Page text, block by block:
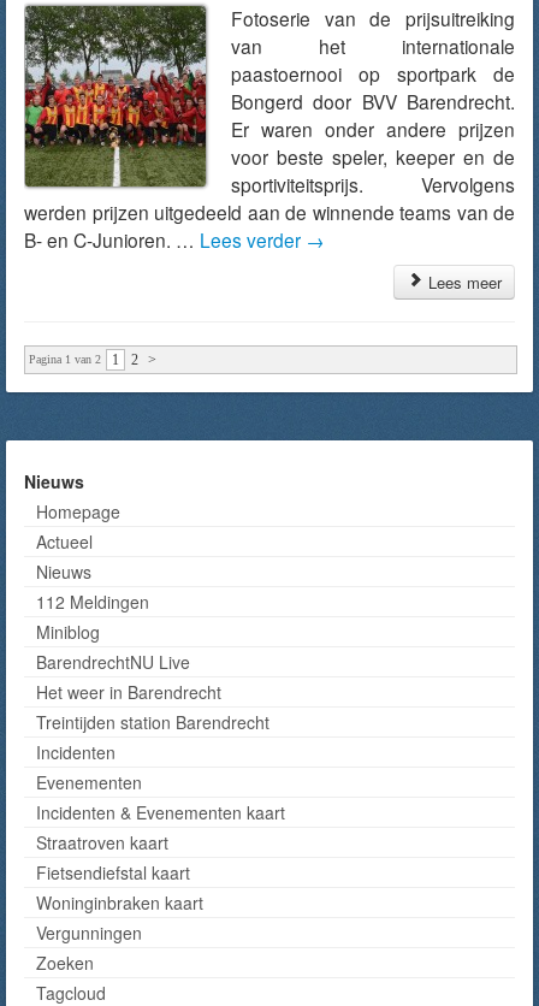
Fotoserie van de prijsuitreiking
van het internationale
paastoernooi op sportpark de
Bongerd door BVV Barendrecht.
Er waren onder andere prijzen
voor beste speler, keeper en de
sportiviteitsprijs. Vervolgens
werden prijzen uitgedeeld aan de winnende teams van de
B- en C-Junioren. … Lees verder →
Lees meer
Pagina 1 van 2 1 2 >
Nieuws
Homepage
Actueel
Nieuws
112 Meldingen
Miniblog
BarendrechtNU Live
Het weer in Barendrecht
Treintijden station Barendrecht
Incidenten
Evenementen
Incidenten & Evenementen kaart
Straatroven kaart
Fietsendiefstal kaart
Woninginbraken kaart
Vergunningen
Zoeken
Tagcloud